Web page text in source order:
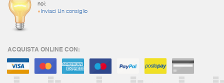
noi:
» Inviaci Un consiglio
ACQUISTA ONLINE CON: